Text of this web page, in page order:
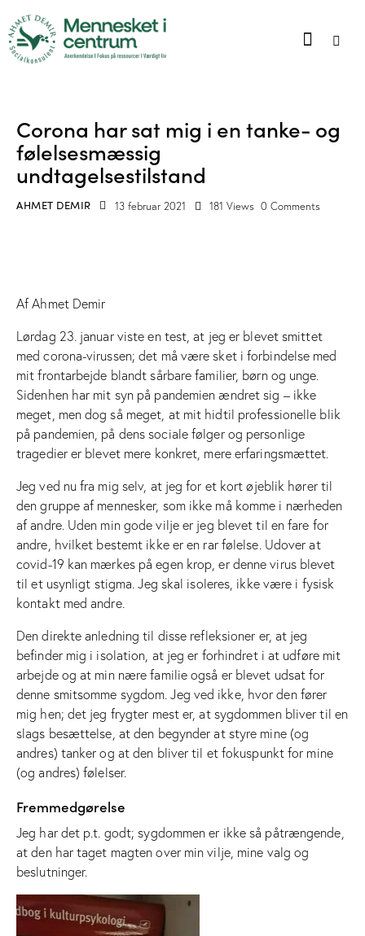
Corona har sat mig i en tanke- og
følelsesmæssig
undtagelsestilstand
AHMET DEMIR 13 februar 2021 181 Views 0 Comments
Af Ahmet Demir
Lørdag 23. januar viste en test, at jeg er blevet smittet
med corona-virussen; det må være sket i forbindelse med
mit frontarbejde blandt sårbare familier, børn og unge.
Sidenhen har mit syn på pandemien ændret sig – ikke
meget, men dog så meget, at mit hidtil professionelle blik
på pandemien, på dens sociale følger og personlige
tragedier er blevet mere konkret, mere erfaringsmættet.
Jeg ved nu fra mig selv, at jeg for et kort øjeblik hører til
den gruppe af mennesker, som ikke må komme i nærheden
af andre. Uden min gode vilje er jeg blevet til en fare for
andre, hvilket bestemt ikke er en rar følelse. Udover at
covid-19 kan mærkes på egen krop, er denne virus blevet
til et usynligt stigma. Jeg skal isoleres, ikke være i fysisk
kontakt med andre.
Den direkte anledning til disse refleksioner er, at jeg
befinder mig i isolation, at jeg er forhindret i at udføre mit
arbejde og at min nære familie også er blevet udsat for
denne smitsomme sygdom. Jeg ved ikke, hvor den fører
mig hen; det jeg frygter mest er, at sygdommen bliver til en
slags besættelse, at den begynder at styre mine (og
andres) tanker og at den bliver til et fokuspunkt for mine
(og andres) følelser.
Fremmedgørelse
Jeg har det p.t. godt; sygdommen er ikke så påtrængende,
at den har taget magten over min vilje, mine valg og
beslutninger.